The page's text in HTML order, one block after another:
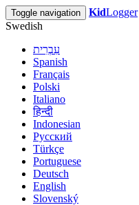
Toggle navigation KidLogger
Swedish
עִבְרִית
Spanish
Français
Polski
Italiano
हिन्दी
Indonesian
Русский
Türkçe
Portuguese
Deutsch
English
Slovenský